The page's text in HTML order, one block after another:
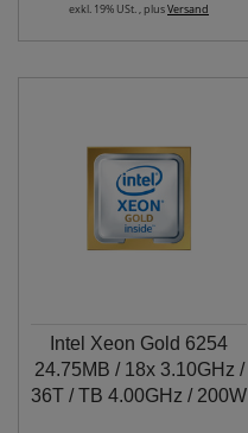
exkl. 19% USt. , plusVersand
Intel Xeon Gold 6254
24.75MB / 18x 3.10GHz /
36T / TB 4.00GHz / 200W